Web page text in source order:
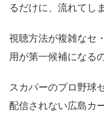
るだけに、流れてし
視聴方法が複雑なセ
用が第一候補になる
スカパーのプロ野球
配信されない広島カ